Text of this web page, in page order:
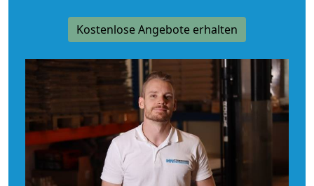
Kostenlose Angebote erhalten